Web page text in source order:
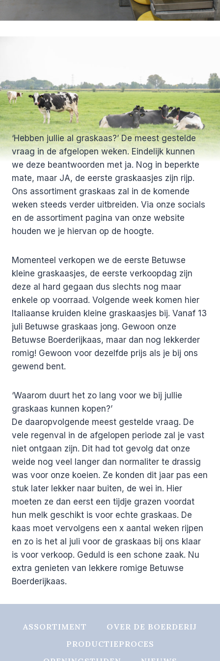
‘Hebben jullie al graskaas?’ De meest gestelde
vraag in de afgelopen weken. Eindelijk kunnen
we deze beantwoorden met ja. Nog in beperkte
mate, maar JA, de eerste graskaasjes zijn rijp.
Ons assortiment graskaas zal in de komende
weken steeds verder uitbreiden. Via onze socials
en de assortiment pagina van onze website
houden we je hiervan op de hoogte.
Momenteel verkopen we de eerste Betuwse
kleine graskaasjes, de eerste verkoopdag zijn
deze al hard gegaan dus slechts nog maar
enkele op voorraad. Volgende week komen hier
Italiaanse kruiden kleine graskaasjes bij. Vanaf 13
juli Betuwse graskaas jong. Gewoon onze
Betuwse Boerderijkaas, maar dan nog lekkerder
romig! Gewoon voor dezelfde prijs als je bij ons
gewend bent.
‘Waarom duurt het zo lang voor we bij jullie
graskaas kunnen kopen?’
De daaropvolgende meest gestelde vraag. De
vele regenval in de afgelopen periode zal je vast
niet ontgaan zijn. Dit had tot gevolg dat onze
weide nog veel langer dan normaliter te drassig
was voor onze koeien. Ze konden dit jaar pas een
stuk later lekker naar buiten, de wei in. Hier
moeten ze dan eerst een tijdje grazen voordat
hun melk geschikt is voor echte graskaas. De
kaas moet vervolgens een x aantal weken rijpen
en zo is het al juli voor de graskaas bij ons klaar
is voor verkoop. Geduld is een schone zaak. Nu
extra genieten van lekkere romige Betuwse
Boerderijkaas.
ASSORTIMENT
OVER DE BOERDERIJ
PRODUCTIEPROCES